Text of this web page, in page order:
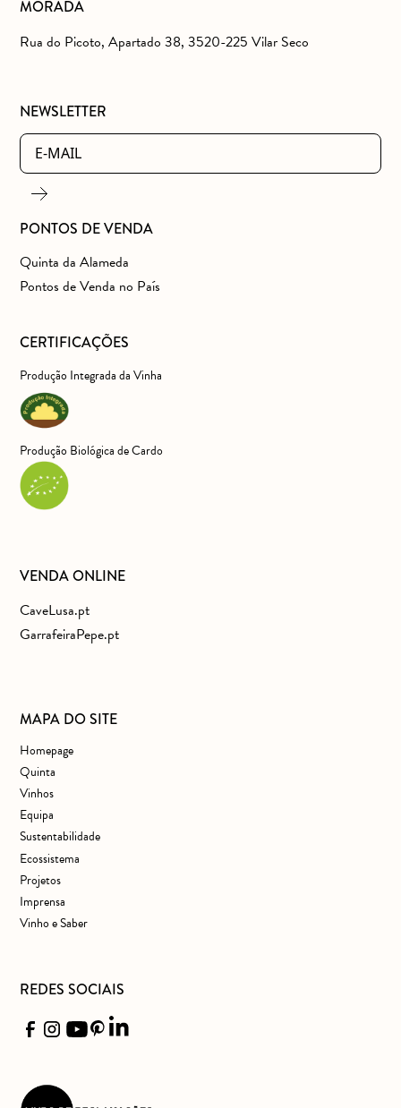
MORADA
Rua do Picoto, Apartado 38, 3520-225 Vilar Seco
NEWSLETTER
PONTOS DE VENDA
Quinta da Alameda
Pontos de Venda no País
CERTIFICAÇÕES
Produção Integrada da Vinha
Produção Biológica de Cardo
VENDA ONLINE
CaveLusa.pt
GarrafeiraPepe.pt
MAPA DO SITE
Homepage
Quinta
Vinhos
Equipa
Sustentabilidade
Ecossistema
Projetos
Imprensa
Vinho e Saber
REDES SOCIAIS